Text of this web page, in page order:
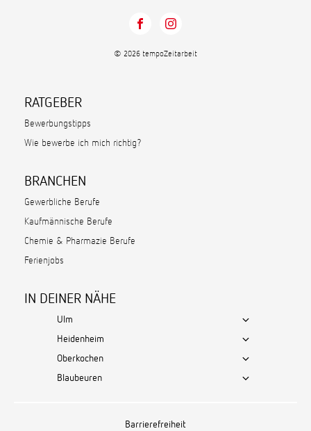
© 2026 tempoZeitarbeit
RATGEBER
Bewerbungstipps
Wie bewerbe ich mich richtig?
BRANCHEN
Gewerbliche Berufe
Kaufmännische Berufe
Chemie & Pharmazie Berufe
Ferienjobs
IN DEINER NÄHE
Ulm
Heidenheim
Oberkochen
Blaubeuren
Barrierefreiheit